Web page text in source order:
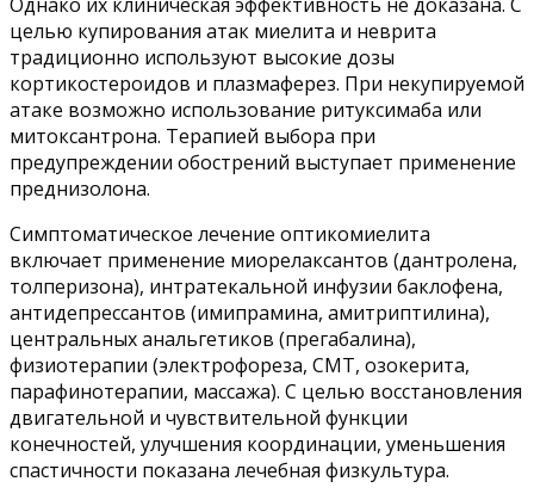
целью купирования атак миелита и неврита
традиционно используют высокие дозы
кортикостероидов и плазмаферез. При некупируемой
атаке возможно использование ритуксимаба или
митоксантрона. Терапией выбора при
предупреждении обострений выступает применение
преднизолона.
Симптоматическое лечение оптикомиелита
включает применение миорелаксантов (дантролена,
толперизона), интратекальной инфузии баклофена,
антидепрессантов (имипрамина, амитриптилина),
центральных анальгетиков (прегабалина),
физиотерапии (электрофореза, СМТ, озокерита,
парафинотерапии, массажа). С целью восстановления
двигательной и чувствительной функции
конечностей, улучшения координации, уменьшения
спастичности показана лечебная физкультура.